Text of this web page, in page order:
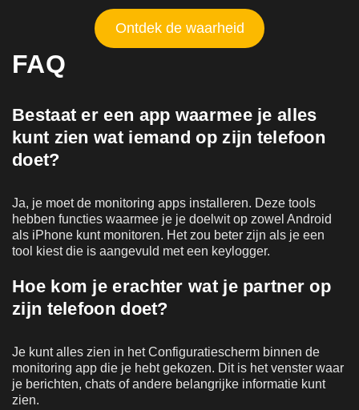
Ontdek de waarheid
FAQ
Bestaat er een app waarmee je alles
kunt zien wat iemand op zijn telefoon
doet?
Ja, je moet de monitoring apps installeren. Deze tools
hebben functies waarmee je je doelwit op zowel Android
als iPhone kunt monitoren. Het zou beter zijn als je een
tool kiest die is aangevuld met een keylogger.
Hoe kom je erachter wat je partner op
zijn telefoon doet?
Je kunt alles zien in het Configuratiescherm binnen de
monitoring app die je hebt gekozen. Dit is het venster waar
je berichten, chats of andere belangrijke informatie kunt
zien.